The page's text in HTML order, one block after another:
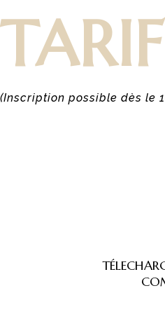
(Inscription possible dès le